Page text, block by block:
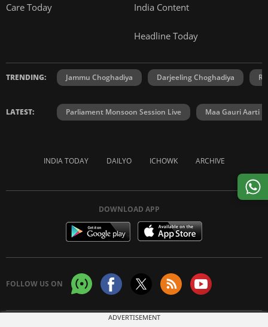
Care Today India Content
Headline Today
TRENDING: Jammu Choghadiya Darjeeling Choghadiya
LATEST: Parliament Monsoon Session Live Maa Gauri Aarti
INDIA TODAY DAILYO ICHOWK ARCHIVE
DOWNLOAD APP
FOLLOW US ON
ADVERTISEMENT